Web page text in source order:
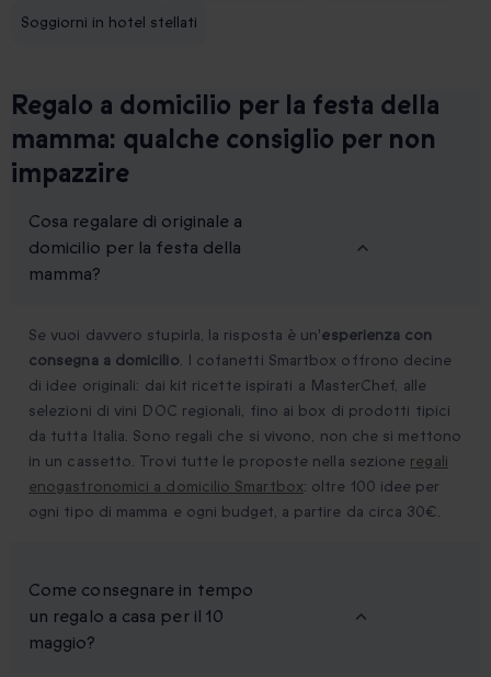
Soggiorni in hotel stellati
Regalo a domicilio per la festa della
mamma: qualche consiglio per non
impazzire
Cosa regalare di originale a
domicilio per la festa della
mamma?
Se vuoi davvero stupirla, la risposta è un'esperienza con
consegna a domicilio. I cofanetti Smartbox offrono decine
di idee originali: dai kit ricette ispirati a MasterChef, alle
selezioni di vini DOC regionali, fino ai box di prodotti tipici
da tutta Italia. Sono regali che si vivono, non che si mettono
in un cassetto. Trovi tutte le proposte nella sezione regali
enogastronomici a domicilio Smartbox: oltre 100 idee per
ogni tipo di mamma e ogni budget, a partire da circa 30€.
Come consegnare in tempo
un regalo a casa per il 10
maggio?